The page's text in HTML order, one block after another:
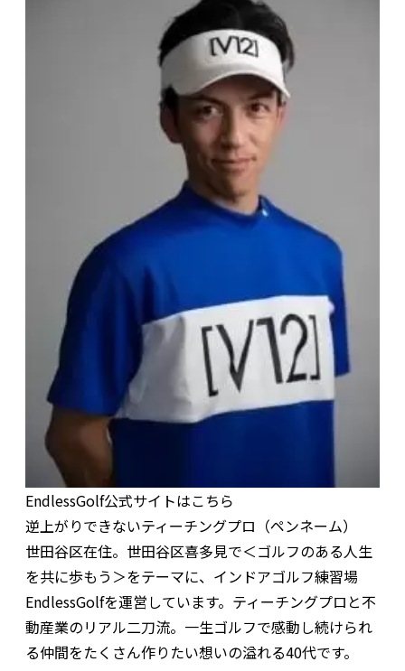
EndlessGolf公式サイトはこちら
逆上がりできないティーチングプロ（ペンネーム）
世田谷区在住。世田谷区喜多見で＜ゴルフのある人生
を共に歩もう＞をテーマに、インドアゴルフ練習場
EndlessGolfを運営しています。ティーチングプロと不
動産業のリアル二刀流。一生ゴルフで感動し続けられ
る仲間をたくさん作りたい想いの溢れる40代です。